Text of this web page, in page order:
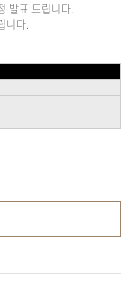
발표 드립니다.
니다.